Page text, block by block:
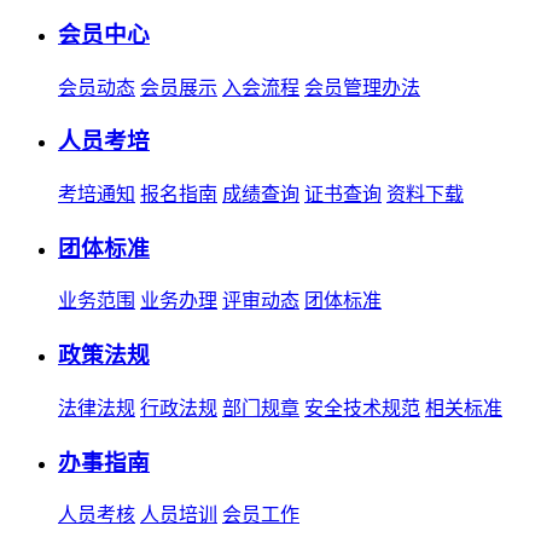
会员中心
会员动态 会员展示 入会流程 会员管理办法
人员考培
考培通知 报名指南 成绩查询 证书查询 资料下载
团体标准
业务范围 业务办理 评审动态 团体标准
政策法规
法律法规 行政法规 部门规章 安全技术规范 相关标准
办事指南
人员考核 人员培训 会员工作